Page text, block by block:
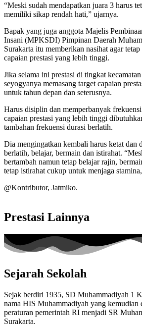
“Meski sudah mendapatkan juara 3 harus
memiliki sikap rendah hati,” ujarnya.
Bapak yang juga anggota Majelis
Insani (MPKSDI) Pimpinan Daerah
Surakarta itu memberikan nasihat agar
capaian prestasi yang lebih tinggi.
Jika selama ini prestasi di tingkat
seyogyanya memasang target capaian
untuk tahun depan dan seterusnya.
Harus disiplin dan memperbanyak
capaian prestasi yang lebih tinggi
tambahan frekuensi durasi berlatih.
Dia mengingatkan kembali harus ketat dan
berlatih, belajar, bermain dan istirahat.
bertambah namun tetap belajar rajin,
tetap istirahat cukup untuk menjaga
@Kontributor, Jatmiko.
Prestasi Lainnya
Sejarah Sekolah
Sejak berdiri 1935, SD Muhammadiyah 1
nama HIS Muhammadiyah yang kemudian
peraturan pemerintah RI menjadi SR
Surakarta.